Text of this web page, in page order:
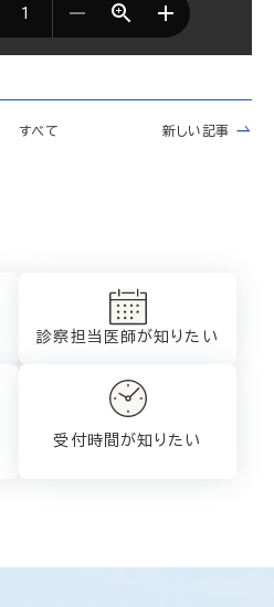
すべて 新しい記事
診察担当医師が知りたい
受付時間が知りたい